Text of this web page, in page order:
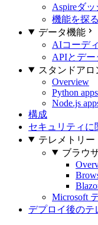
Aspireダ
機能を探る
データ機能
AIコーデ
APIとデー
スタンドアロ
Overview
Python apps
Node.js
構成
セキュリティに
テレメトリー
ブラウ
Microsoft
デプロイ後のテ